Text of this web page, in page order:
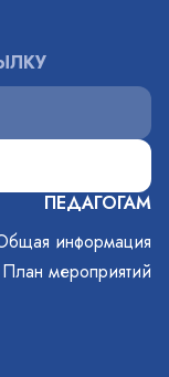
ПЕДАГОГАМ
информация
План мероприятий